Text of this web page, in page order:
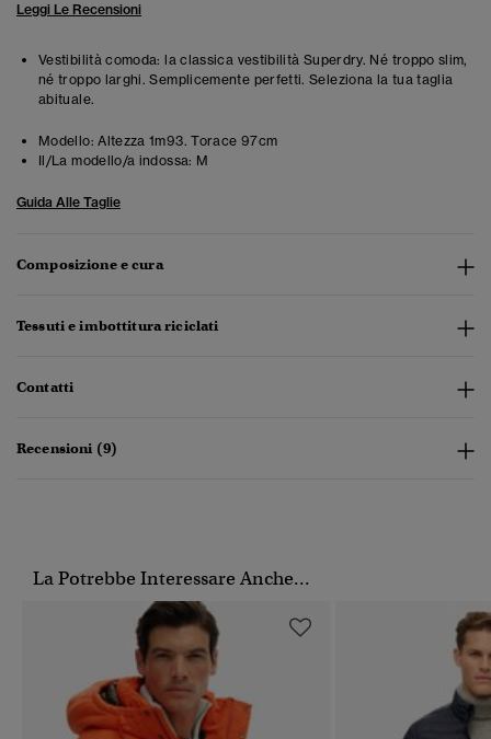
Leggi Le Recensioni
Vestibilità comoda: la classica vestibilità Superdry. Né troppo slim,
né troppo larghi. Semplicemente perfetti. Seleziona la tua taglia
abituale.
Modello: Altezza 1m93. Torace 97cm
Il/La modello/a indossa: M
Guida Alle Taglie
Composizione e cura
Tessuti e imbottitura riciclati
Contatti
Recensioni (9)
La Potrebbe Interessare Anche...